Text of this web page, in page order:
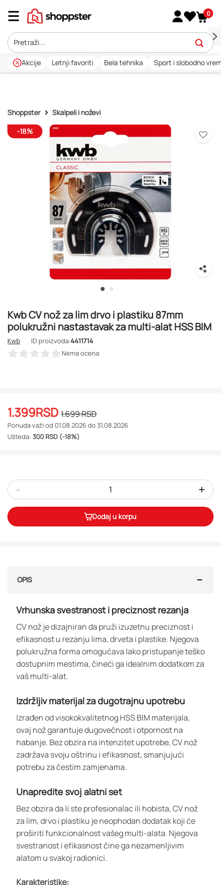
0
Akcije Letnji favoriti Bela tehnika Sport i slobodno
Shoppster
Skalpeli i noževi
-18%
Kwb CV nož za lim drvo i plastiku 87mm
polukružni nastastavak za multi-alat HSS BIM
Kwb ID proizvoda:4411714
Nema ocena
1.399RSD 1.699RSD
Ponuda važi od 01.08.2026 do 31.08.2026
Ušteda: 300 RSD (-18%)
- +
Dodaj u korpu
OPIS
Vrhunska svestranost i preciznost rezanja
CV nož je dizajniran da pruži izuzetnu preciznost i
efikasnost u rezanju lima, drveta i plastike. Njegova
polukružna forma omogućava lako pristupanje teško
dostupnim mestima, čineći ga idealnim dodatkom za
vaš multi-alat.
Izdržljiv materijal za dugotrajnu upotrebu
Izrađen od visokokvalitetnog HSS BIM materijala,
ovaj nož garantuje dugovečnost i otpornost na
habanje. Bez obzira na intenzitet upotrebe, CV nož
zadržava svoju oštrinu i efikasnost, smanjujući
potrebu za čestim zamjenama.
Unapredite svoj alatni set
Bez obzira da li ste profesionalac ili hobista, CV nož
za lim, drvo i plastiku je neophodan dodatak koji će
proširiti funkcionalnost vašeg multi-alata. Njegova
svestranost i efikasnost čine ga nezamenljivim
alatom u svakoj radionici.
Karakteristike: